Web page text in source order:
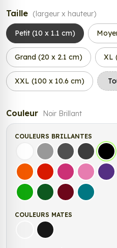
Taille (largeur x hauteur)
Petit (10 x 1.1 cm)
Grand (20 x 2.1 cm) XL
XXL (100 x 10.6 cm)
Couleur Noir Brillant
COULEURS BRILLANTES
Blanc Gris Gris Foncé
Gris
OrangeRouge FuchsiaRose
Vert clairVert FoncéBordeauxTurquoise
COULEURS MATES
Blanc matNoir Mat